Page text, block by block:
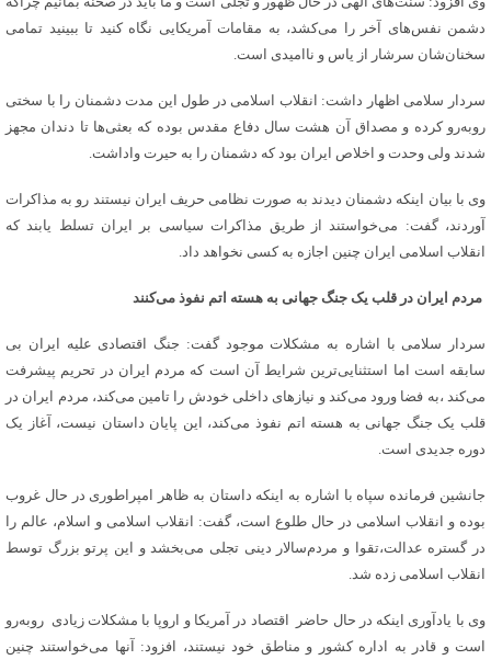
دشمن نفس‌های آخر را می‌کشد، به مقامات آمریکایی نگاه کنید تا ببینید تمامی
سخنان‌شان سرشار از یاس و ناامیدی است.
سردار سلامی اظهار داشت: انقلاب اسلامی در طول این مدت دشمنان را با سختی
روبه‌رو کرده و مصداق آن هشت سال دفاع مقدس بوده که بعثی‌ها تا دندان مجهز
شدند ولی وحدت و اخلاص ایران بود که دشمنان را به حیرت واداشت.
وی با بیان اینکه دشمنان دیدند به صورت نظامی حریف ایران نیستند رو به مذاکرات
آوردند، گفت: می‌خواستند از طریق مذاکرات سیاسی بر ایران تسلط یابند که
انقلاب اسلامی ایران چنین اجازه به کسی نخواهد داد.
مردم ایران در قلب یک جنگ جهانی به هسته اتم نفوذ می‌کنند
سردار سلامی با اشاره به مشکلات موجود گفت: جنگ اقتصادی علیه ایران بی
سابقه است اما استثنایی‌ترین شرایط آن است که مردم ایران در تحریم پیشرفت
می‌کند ،به فضا ورود می‌کند و نیازهای داخلی‌ خودش را تامین می‌کند، مردم ایران در
قلب یک جنگ جهانی به هسته اتم نفوذ می‌کند، این پایان داستان نیست، آغاز یک
دوره جدیدی است.
جانشین فرمانده سپاه با اشاره به اینکه داستان به ظاهر امپراطوری در حال غروب
بوده و انقلاب اسلامی در حال طلوع است، گفت: انقلاب اسلامی و اسلام، عالم را
در گستره عدالت،تقوا و مردم‌سالار دینی تجلی می‌بخشد و این پرتو بزرگ توسط
انقلاب اسلامی زده شد.
وی با یادآوری اینکه در حال حاضر اقتصاد در آمریکا و اروپا با مشکلات زیادی روبه‌رو
است و قادر به اداره کشور و مناطق خود نیستند، افزود: آنها می‌خواستند چنین